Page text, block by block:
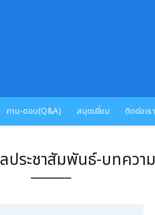
ถาม-ตอบ(Q&A) สมุดเยี่ยม ติดต่อเรา
ประชาสัมพันธ์-บทความ